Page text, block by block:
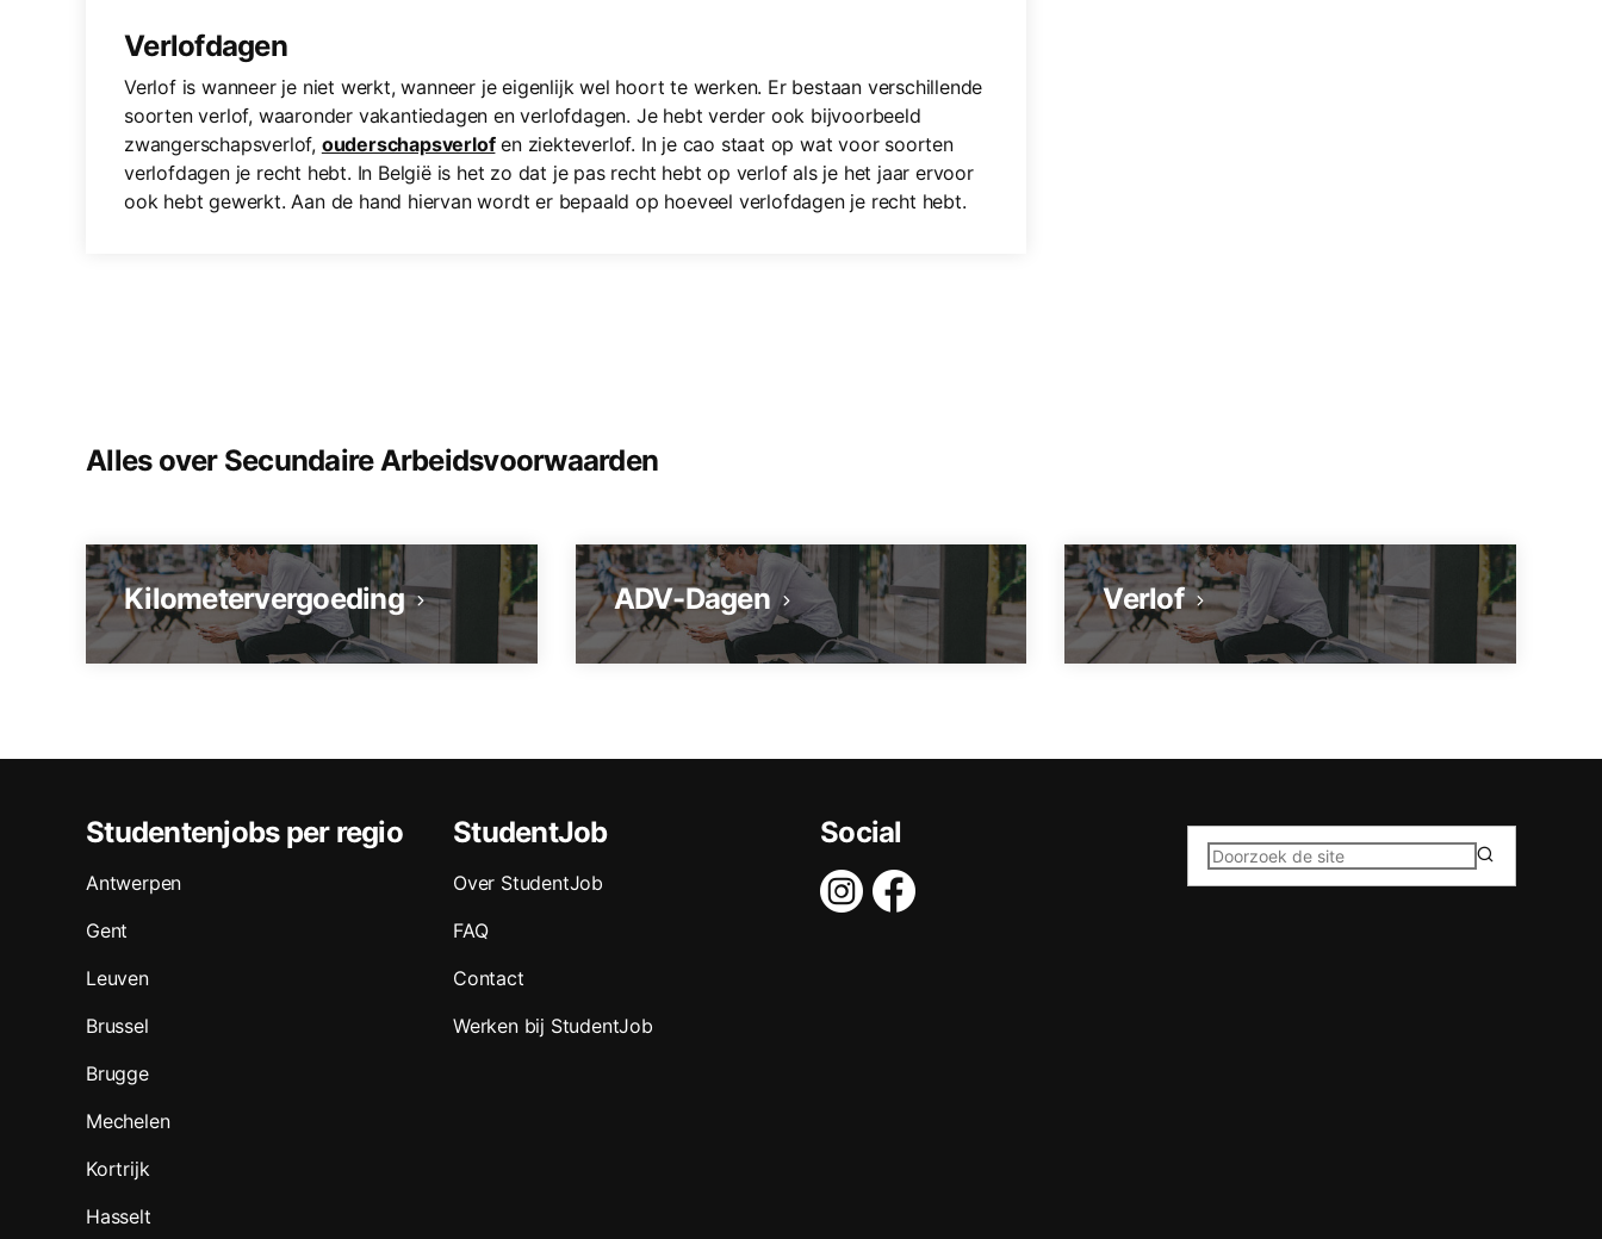
Verlofdagen
Verlof is wanneer je niet werkt, wanneer je eigenlijk wel hoort te werken. Er bestaan verschillende
soorten verlof, waaronder vakantiedagen en verlofdagen. Je hebt verder ook bijvoorbeeld
zwangerschapsverlof, ouderschapsverlofen ziekteverlof. In je cao staat op wat voor soorten
verlofdagen je recht hebt. In België is het zo dat je pas recht hebt op verlof als je het jaar ervoor
ook hebt gewerkt. Aan de hand hiervan wordt er bepaald op hoeveel verlofdagen je recht hebt.
Alles over Secundaire Arbeidsvoorwaarden
Kilometervergoeding ADV-Dagen Verlof
Studentenjobs per regio
Antwerpen
Gent
Leuven
Brussel
Brugge
Mechelen
Kortrijk
Hasselt
StudentJob
Over StudentJob
FAQ
Contact
Werken bij StudentJob
Social